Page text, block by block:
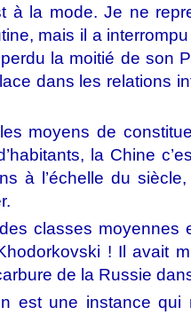
à la mode. Je ne
mais il a
la moitié de son
dans les relations
moyens de
la Chine
à l’échelle du
classes moyennes
! Il avait
de la Russie
est une instance qui